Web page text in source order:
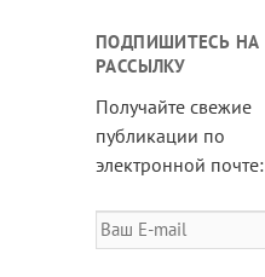
ПОДПИШИТЕСЬ НА
РАССЫЛКУ
Получайте свежие
публикации по
электронной почте:
Ваш
E-